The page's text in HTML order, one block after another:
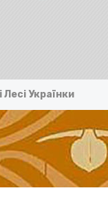
Лесі Українки